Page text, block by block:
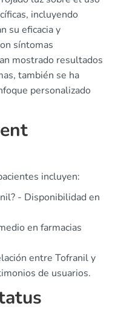
incluyendo
su eficacia y
síntomas
mostrado resultados
también se ha
personalizado
incluyen:
- Disponibilidad en
en farmacias
entre Tofranil y
de usuarios.